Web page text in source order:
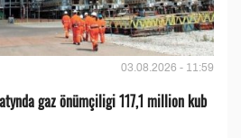
03.08.2026 - 11:59
gaz önümçiligi 117,1 million kub